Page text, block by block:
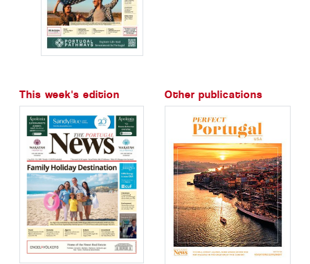
This week's edition Other publications